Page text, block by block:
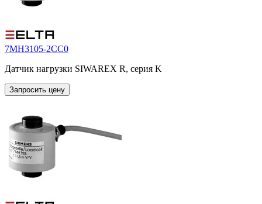
7MH3105-2CC0
Датчик нагрузки SIWAREX R, серия K
Запросить цену